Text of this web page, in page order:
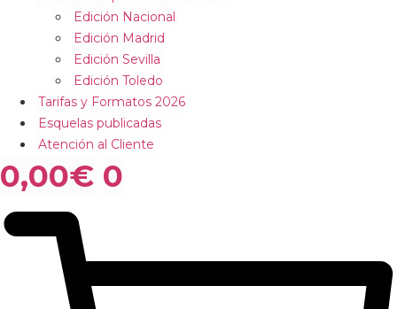
Edición Nacional
Edición Madrid
Edición Sevilla
Edición Toledo
Tarifas y Formatos 2026
Esquelas publicadas
Atención al Cliente
0,00€ 0